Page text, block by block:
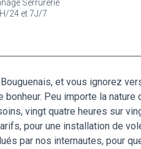
Serrurerie
24 et 7J/7
et vous ignorez
Peu importe la
vingt quatre heures sur
pour une installation de
par nos internautes, pour